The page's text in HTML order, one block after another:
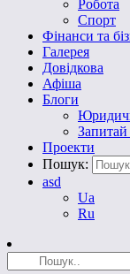
Робота
Спорт
Фінанси та
Галерея
Довідкова
Афіша
Блоги
Проекти
Пошук:
asd
Ua
Ru